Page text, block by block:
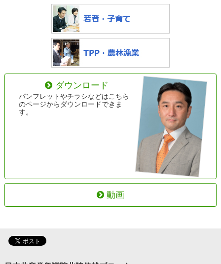
ダウンロード
パンフレットやチラシなどはこちら
のページからダウンロードできま
す。
動画